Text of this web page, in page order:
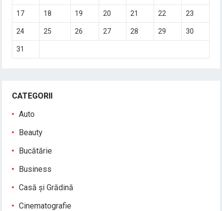
17 18 19 20 21 22 23
24 25 26 27 28 29 30
31
CATEGORII
Auto
Beauty
Bucătărie
Business
Casă și Grădină
Cinematografie